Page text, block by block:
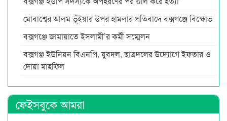
মোবাশ্বের আলম ভূঁইয়ার উপর হামলার প্রতিবাদে বক্সগঞ্জে বিক্ষোভ
বক্সগঞ্জে জামায়াতে ইসলামী’র কর্মী সম্মেলন
বক্সগঞ্জ ইউনিয়ন বিএনপি, যুবদল, ছাত্রদলের উদ্যোগে ইফতার ও
দোয়া মাহফিল
ফেইসবুকে আমরা